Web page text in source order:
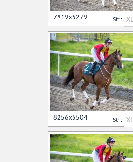
7919x5279 Str :
8256x5504 Str :